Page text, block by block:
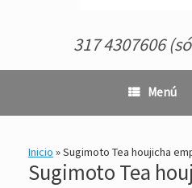
317 4307606
Menú
Inicio »Sugimoto Tea houjicha
Sugimoto Tea